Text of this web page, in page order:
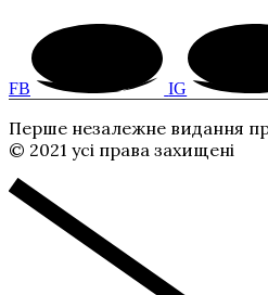
FB IG
Перше незалежне видання
© 2021 усі права захищені